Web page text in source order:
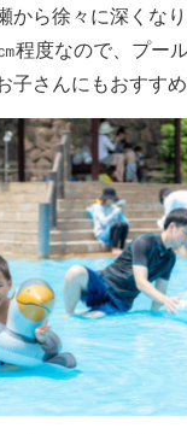
から徐々に深くな
程度なので、プー
子さんにもおすすめ